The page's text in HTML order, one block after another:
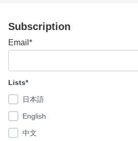
Subscription
Email*
Lists*
日本語
English
中文